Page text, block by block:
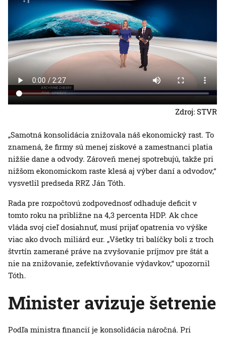
Zdroj: STVR
„Samotná konsolidácia znižovala náš ekonomický rast. To
znamená, že firmy sú menej ziskové a zamestnanci platia
nižšie dane a odvody. Zároveň menej spotrebujú, takže pri
nižšom ekonomickom raste klesá aj výber daní a odvodov,“
vysvetlil predseda RRZ Ján Tóth.
Rada pre rozpočtovú zodpovednosť odhaduje deficit v
tomto roku na približne na 4,3 percenta HDP. Ak chce
vláda svoj cieľ dosiahnuť, musí prijať opatrenia vo výške
viac ako dvoch miliárd eur. „Všetky tri balíčky boli z troch
štvrtín zamerané práve na zvyšovanie príjmov pre štát a
nie na znižovanie, zefektívňovanie výdavkov,“ upozornil
Tóth.
Minister avizuje šetrenie
Podľa ministra financií je konsolidácia náročná. Pri